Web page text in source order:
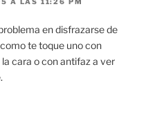
en disfrazarse de
te toque uno con
cara o con antifaz a ver